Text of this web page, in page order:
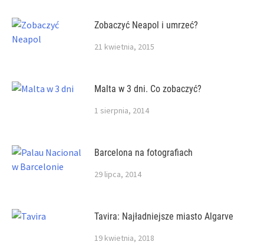
Zobaczyć Neapol i umrzeć?
21 kwietnia, 2015
Malta w 3 dni. Co zobaczyć?
1 sierpnia, 2014
Barcelona na fotografiach
29 lipca, 2014
Tavira: Najładniejsze miasto Algarve
19 kwietnia, 2018